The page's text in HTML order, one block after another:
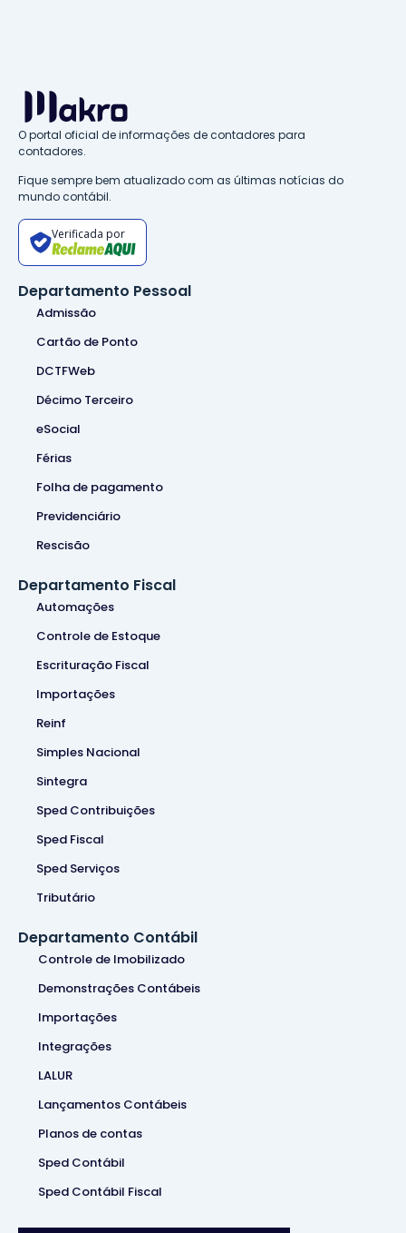
O portal oficial de informações de contadores para
contadores.
Fique sempre bem atualizado com as últimas notícias do
mundo contábil.
Verificada por
Departamento Pessoal
Admissão
Cartão de Ponto
DCTFWeb
Décimo Terceiro
eSocial
Férias
Folha de pagamento
Previdenciário
Rescisão
Departamento Fiscal
Automações
Controle de Estoque
Escrituração Fiscal
Importações
Reinf
Simples Nacional
Sintegra
Sped Contribuições
Sped Fiscal
Sped Serviços
Tributário
Departamento Contábil
Controle de Imobilizado
Demonstrações Contábeis
Importações
Integrações
LALUR
Lançamentos Contábeis
Planos de contas
Sped Contábil
Sped Contábil Fiscal